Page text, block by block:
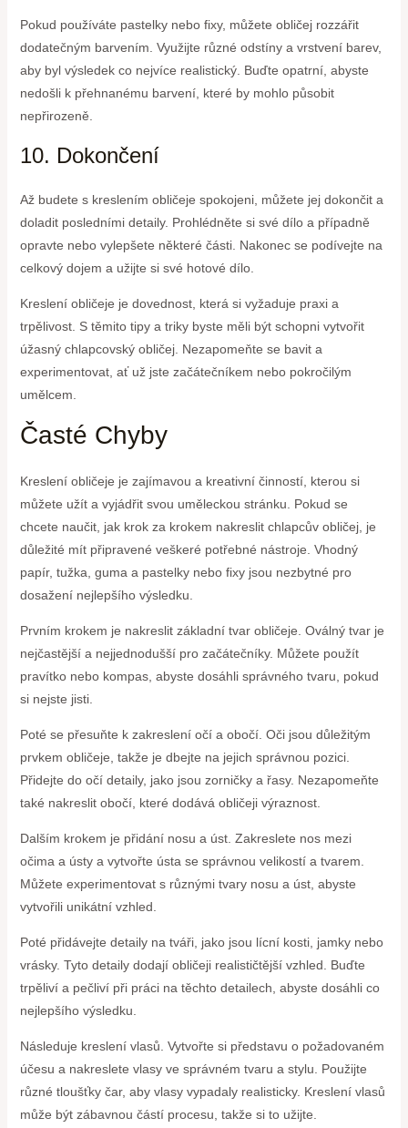
Pokud používáte pastelky nebo fixy, můžete obličej rozzářit
dodatečným barvením. Využijte různé odstíny a vrstvení barev,
aby byl výsledek co nejvíce realistický. Buďte opatrní, abyste
nedošli k přehnanému barvení, které by mohlo působit
nepřirozeně.
10. Dokončení
Až budete s kreslením obličeje spokojeni, můžete jej dokončit a
doladit posledními detaily. Prohlédněte si své dílo a případně
opravte nebo vylepšete některé části. Nakonec se podívejte na
celkový dojem a užijte si své hotové dílo.
Kreslení obličeje je dovednost, která si vyžaduje praxi a
trpělivost. S těmito tipy a triky byste měli být schopni vytvořit
úžasný chlapcovský obličej. Nezapomeňte se bavit a
experimentovat, ať už jste začátečníkem nebo pokročilým
umělcem.
Časté Chyby
Kreslení obličeje je zajímavou a kreativní činností, kterou si
můžete užít a vyjádřit svou uměleckou stránku. Pokud se
chcete naučit, jak krok za krokem nakreslit chlapcův obličej, je
důležité mít připravené veškeré potřebné nástroje. Vhodný
papír, tužka, guma a pastelky nebo fixy jsou nezbytné pro
dosažení nejlepšího výsledku.
Prvním krokem je nakreslit základní tvar obličeje. Oválný tvar je
nejčastější a nejjednodušší pro začátečníky. Můžete použít
pravítko nebo kompas, abyste dosáhli správného tvaru, pokud
si nejste jisti.
Poté se přesuňte k zakreslení očí a obočí. Oči jsou důležitým
prvkem obličeje, takže je dbejte na jejich správnou pozici.
Přidejte do očí detaily, jako jsou zorničky a řasy. Nezapomeňte
také nakreslit obočí, které dodává obličeji výraznost.
Dalším krokem je přidání nosu a úst. Zakreslete nos mezi
očima a ústy a vytvořte ústa se správnou velikostí a tvarem.
Můžete experimentovat s různými tvary nosu a úst, abyste
vytvořili unikátní vzhled.
Poté přidávejte detaily na tváři, jako jsou lícní kosti, jamky nebo
vrásky. Tyto detaily dodají obličeji realističtější vzhled. Buďte
trpěliví a pečliví při práci na těchto detailech, abyste dosáhli co
nejlepšího výsledku.
Následuje kreslení vlasů. Vytvořte si představu o požadovaném
účesu a nakreslete vlasy ve správném tvaru a stylu. Použijte
různé tloušťky čar, aby vlasy vypadaly realisticky. Kreslení vlasů
může být zábavnou částí procesu, takže si to užijte.